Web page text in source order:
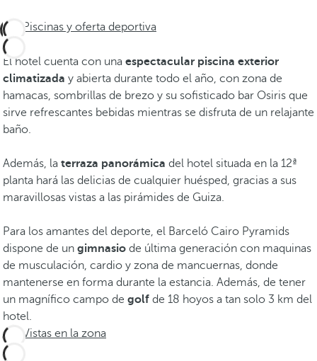
Piscinas y oferta deportiva
El hotel cuenta con una espectacular piscina exterior
climatizada y abierta durante todo el año, con zona de
hamacas, sombrillas de brezo y su sofisticado bar Osiris que
sirve refrescantes bebidas mientras se disfruta de un relajante
baño.
Además, la terraza panorámica del hotel situada en la 12ª
planta hará las delicias de cualquier huésped, gracias a sus
maravillosas vistas a las pirámides de Guiza.
Para los amantes del deporte, el Barceló Cairo Pyramids
dispone de un gimnasio de última generación con maquinas
de musculación, cardio y zona de mancuernas, donde
mantenerse en forma durante la estancia. Además, de tener
un magnífico campo de golf de 18 hoyos a tan solo 3 km del
hotel.
Vistas en la zona